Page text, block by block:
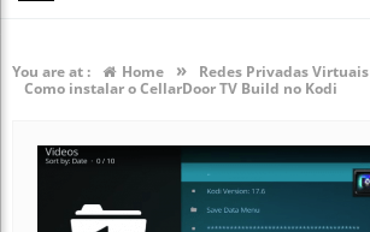
You are at : Home » Redes Privadas Virtuais
Como instalar o CellarDoor TV Build no Kodi